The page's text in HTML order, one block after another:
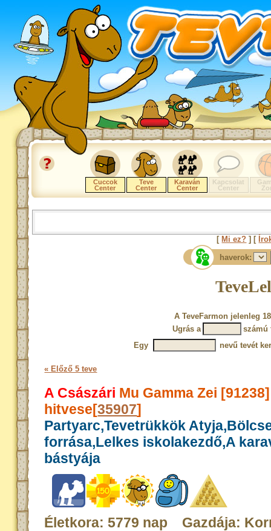
Cuccok
Center
Teve
Center
Karaván
Center
Kapcsolat
Center
[ Mi ez? ] [
haverok:
A TeveFarmon jelenleg
Ugrás a
számú
Egy
nevű tevét
« Előző 5 teve
A Császári Mu Gamma Zei
hitvese[35907]
Partyarc,Tevetrükkök
forrása,Lelkes iskolakezdő,A
bástyája
Életkora: 5779 nap Gazdája: